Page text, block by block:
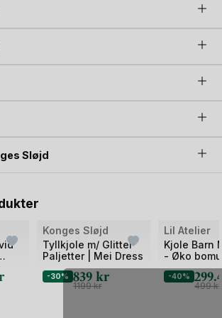
Sløjd
Bilde
av
2
Konges Sløjd
Tyllkjole m/ Glitter
Paljetter | Mei Dress
-30% 839kr
1199kr
Bilde
av
2
Lil Atelier
Kjole Barn
- Øko
REBEL LS
-40%
499kr